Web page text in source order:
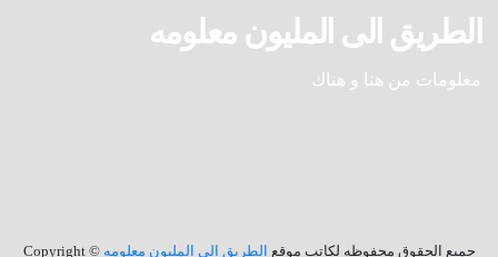
الطريق الى المليون معلومه
معلومات من هنا و هناك
جميع الحقوق محفوظه لكاتب موقع الطريق الى المليون معلومه © Copyright